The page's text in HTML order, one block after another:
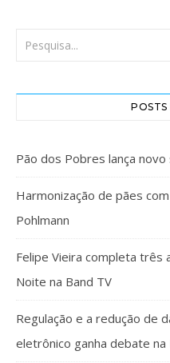
POSTS
Pão dos Pobres lança novo
Harmonização de pães
Pohlmann
Felipe Vieira completa três
Noite na Band TV
Regulação e a redução de
eletrônico ganha debate na